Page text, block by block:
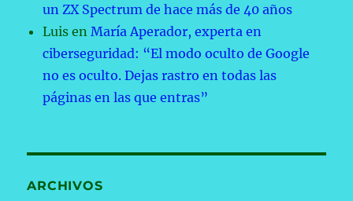
un ZX Spectrum de hace más de 40 años
Luis enMaría Aperador, experta en
ciberseguridad: “El modo oculto de Google
no es oculto. Dejas rastro en todas las
páginas en las que entras”
ARCHIVOS